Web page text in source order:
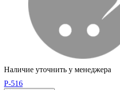
Наличие уточнить у менеджера
P-516